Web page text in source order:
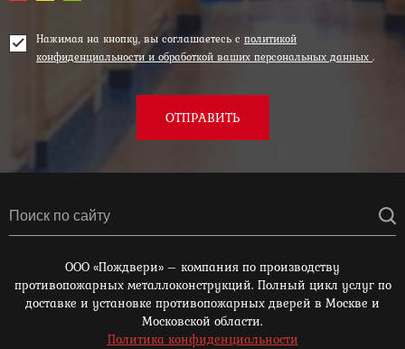
Нажимая на кнопку, вы соглашаетесь с политикой
конфиденциальности и обработкой ваших персональных данных .
ОТПРАВИТЬ
ООО «Пождвери» – компания по производству
противопожарных металлоконструкций. Полный цикл услуг по
доставке и установке противопожарных дверей в Москве и
Московской области.
Политика конфиденциальности